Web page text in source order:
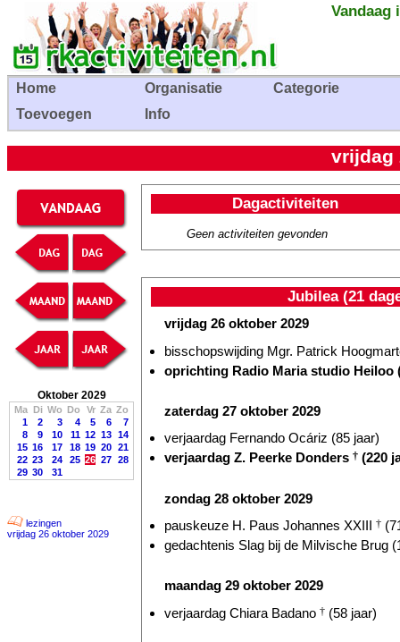
Vandaag
Home Organisatie
Categorie
Toevoegen
Info
vrijdag
Oktober 2029
Ma Di Wo Do Vr Za Zo
1
2 3 4 5 6
7
8
9 10 11 12 13 14
15 16 17 18 19 20 21
22 23 24 25 26 27 28
29 30 31
lezingen
vrijdag 26 oktober 2029
Dagactiviteiten
Geen activiteiten gevonden
Jubilea (21
vrijdag 26 oktober 2029
bisschopswijding Mgr. Patrick
oprichting Radio Maria studio Heiloo
zaterdag 27 oktober 2029
verjaardag Fernando Ocáriz (85 jaar)
verjaardag Z. Peerke Donders † (220
zondag 28 oktober 2029
pauskeuze H. Paus Johannes XXIII †
gedachtenis Slag bij de Milvische Brug
maandag 29 oktober 2029
verjaardag Chiara Badano † (58 jaar)